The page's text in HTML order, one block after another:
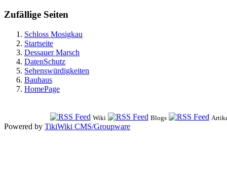
Zufällige Seiten
Schloss Mosigkau
Startseite
Dessauer Marsch
DatenSchutz
Sehenswürdigkeiten
Bauhaus
HomePage
Wiki Blogs
Powered by TikiWiki CMS/Groupware